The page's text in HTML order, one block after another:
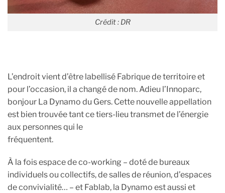
Crédit : DR
L’endroit vient d’être labellisé Fabrique de territoire et
pour l’occasion, il a changé de nom. Adieu l’Innoparc,
bonjour La Dynamo du Gers. Cette nouvelle appellation
est bien trouvée tant ce tiers-lieu transmet de l’énergie
aux personnes qui le
fréquentent.
À la fois espace de co-working – doté de bureaux
individuels ou collectifs, de salles de réunion, d’espaces
de convivialité… – et Fablab, la Dynamo est aussi et